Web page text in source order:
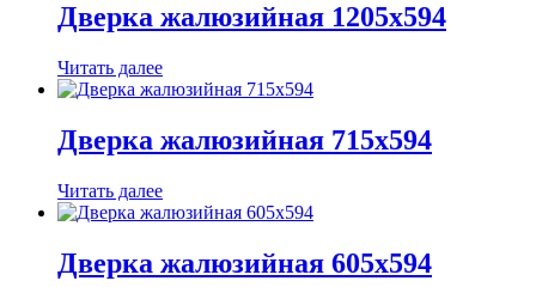
Дверка жалюзийная 1205х594
Читать далее
Дверка жалюзийная 715х594
Читать далее
Дверка жалюзийная 605х594